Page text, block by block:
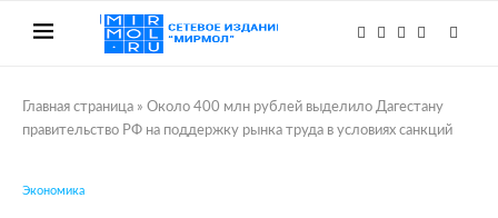
Главная страница » Около 400 млн рублей выделило Дагестану
правительство РФ на поддержку рынка труда в условиях санкций
Экономика